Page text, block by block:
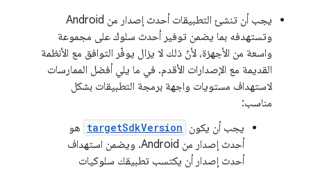
يجب أن تنشئ التطبيقات أحدث إصدار من Android
وتستهدفه بما يضمن توفير أحدث سلوك على مجموعة
واسعة من الأجهزة، لأنّ ذلك لا يزال يوفّر التوافق مع الأنظمة
القديمة مع الإصدارات الأقدم. في ما يلي أفضل الممارسات
لاستهداف مستويات واجهة برمجة التطبيقات بشكل
مناسب:
يجب أن يكون targetSdkVersion هو
أحدث إصدار من Android. ويضمن استهداف
أحدث إصدار أن يكتسب تطبيقك سلوكيات